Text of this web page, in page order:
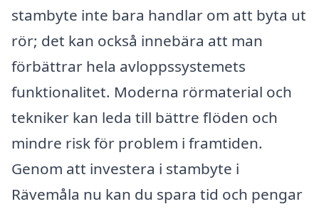
stambyte inte bara handlar om att byta ut
rör; det kan också innebära att man
förbättrar hela avloppssystemets
funktionalitet. Moderna rörmaterial och
tekniker kan leda till bättre flöden och
mindre risk för problem i framtiden.
Genom att investera i stambyte i
Rävemåla nu kan du spara tid och pengar